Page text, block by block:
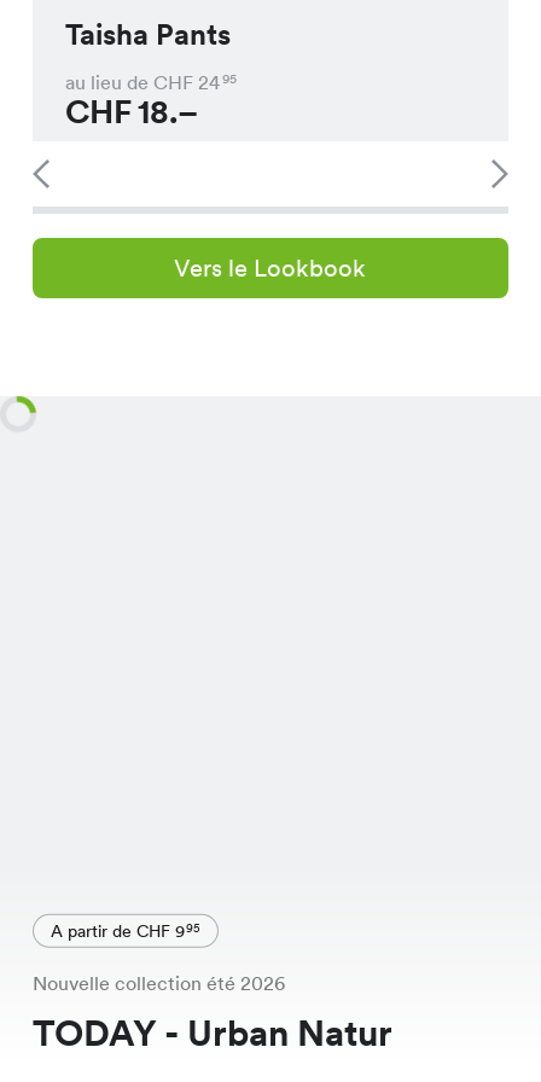
Taisha Pants
au lieu de CHF 2495
CHF18.–
Vers le Lookbook
A partir de CHF 995
Nouvelle collection été 2026
TODAY - Urban Natur